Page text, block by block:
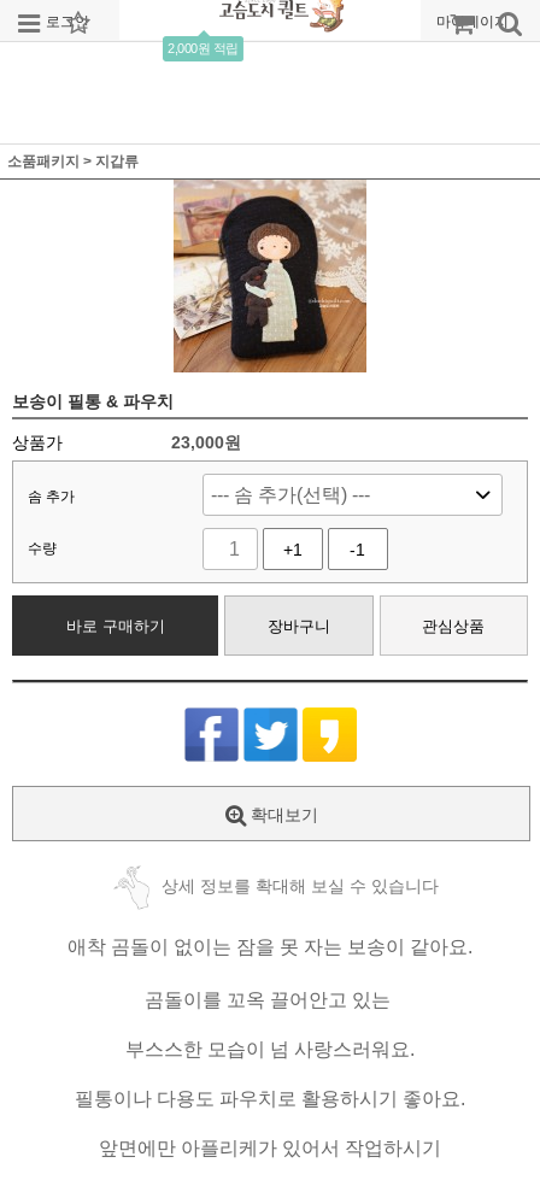
로그인 회원가입
2,000원 적립
주문조회 마이페이지
소품패키지 > 지갑류
보송이 필통 & 파우치
상품가 23,000원
솜 추가
수량 +1 -1
바로 구매하기 장바구니 관심상품
확대보기
상세 정보를 확대해 보실 수 있습니다
애착 곰돌이 없이는 잠을 못 자는 보송이 같아요.
곰돌이를 꼬옥 끌어안고 있는
부스스한 모습이 넘 사랑스러워요.
필통이나 다용도 파우치로 활용하시기 좋아요.
앞면에만 아플리케가 있어서 작업하시기